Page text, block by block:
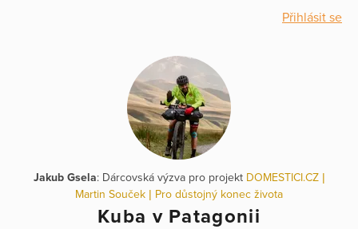
Přihlásit se
Jakub Gsela: Dárcovská výzva pro projekt DOMESTICI.CZ |
Martin Souček | Pro důstojný konec života
Kuba v Patagonii